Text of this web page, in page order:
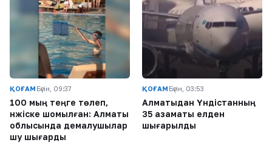
ҚОҒАМ Бүгін, 09:37
100 мың теңге төлеп,
нәжіске шомылған: Алматы
облысында демалушылар
шу шығарды
ҚОҒАМ Бүгін, 03:53
Алматыдан Үндістанның
35 азаматы елден
шығарылды